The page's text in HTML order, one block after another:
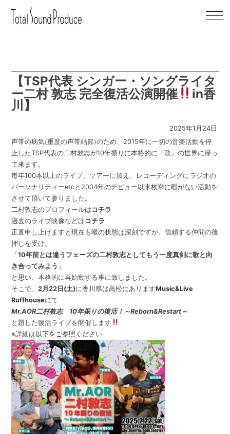
【TSP代表 シンガー・ソングライタ
ー二村 敦志 完全復活公演開催
in香
川】
2025年1月24日
声帯の病気(重度の声帯結節)のため、2015年に一切の音楽活動を停
止したTSP代表の二村敦志が10年振りに本格的に「歌」の世界に帰っ
て来ます。
毎年100本以上のライブ、ツアーに加え、レコーディングにラジオの
パーソナリティーetcと2004年のデビュー以来枚挙に暇がない活動を
させて頂いて参りました。
二村敦志のプロフィールは コチラ
過去のライブ映像などは コチラ
正直申し上げますと現在も喉の状態は深刻ですが、信頼する仲間の後
押しを受け、
「10年前とは違うフェーズの二村敦志としてもう一度真剣に歌と向
き合ってみよう 」
と思い、本格的に再始動する事に致しました。
そこで、2月22日(土)に香川県は高松にありますMusic&Live
Ruffhouseにて
Mr.AOR二村敦志 10年振りの復活！～Reborn&Restart～
と題した復活ライブを開催します
※詳細は以下をご参照ください